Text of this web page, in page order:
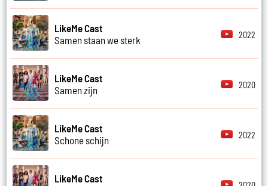
LikeMe Cast
Samen staan we sterk
2022
LikeMe Cast
Samen zijn
2020
LikeMe Cast
Schone schijn
2022
LikeMe Cast